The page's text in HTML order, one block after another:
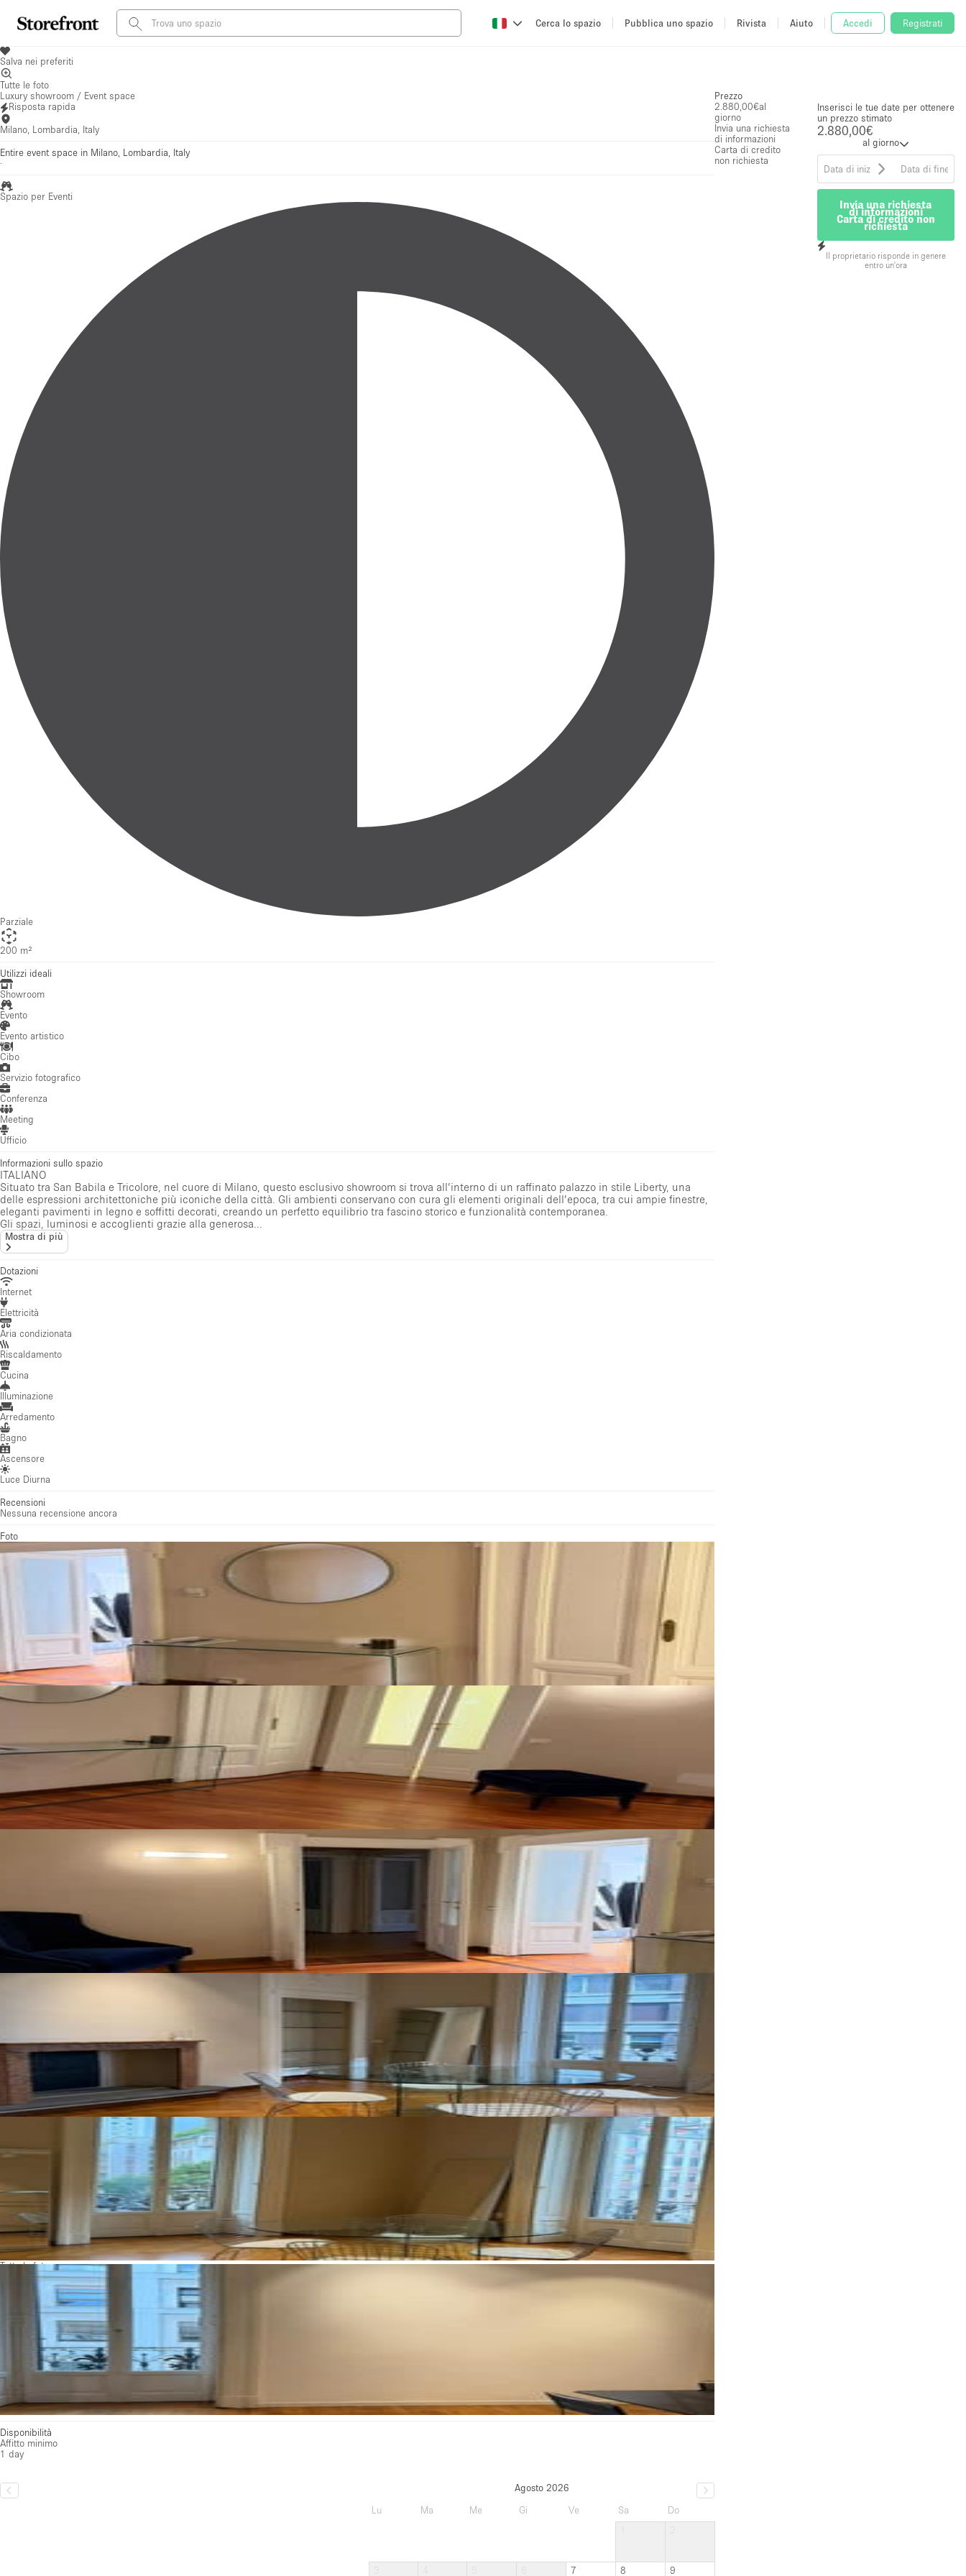
Cerca lo spazio Pubblica uno spazio Rivista Aiuto Accedi Registrati
Salva nei preferiti
Tutte le foto
Inserisci le tue date per ottenere
un prezzo stimato
2.880,00€
al giorno
Invia una richiesta
di informazioni
Carta di credito non
richiesta
Il proprietario risponde in genere
entro un'ora
Prezzo
2.880,00€al
giorno
Invia una richiesta
di informazioni
Carta di credito
non richiesta
Luxury showroom / Event space
Risposta rapida
Milano, Lombardia, Italy
Entire event space in Milano, Lombardia, Italy
·
Spazio per Eventi
Parziale
200 m²
Utilizzi ideali
Showroom
Evento
Evento artistico
Cibo
Servizio fotografico
Conferenza
Meeting
Ufficio
Informazioni sullo spazio
ITALIANO
Situato tra San Babila e Tricolore, nel cuore di Milano, questo esclusivo showroom si trova all’interno di un raffinato palazzo in stile Liberty, una
delle espressioni architettoniche più iconiche della città. Gli ambienti conservano con cura gli elementi originali dell’epoca, tra cui ampie finestre,
eleganti pavimenti in legno e soffitti decorati, creando un perfetto equilibrio tra fascino storico e funzionalità contemporanea.
Gli spazi, luminosi e accoglienti grazie alla generosa...
Mostra di più
Dotazioni
Internet
Elettricità
Aria condizionata
Riscaldamento
Cucina
Illuminazione
Arredamento
Bagno
Ascensore
Luce Diurna
Recensioni
Nessuna recensione ancora
Foto
Tutte le foto
Disponibilità
Affitto minimo
1 day
Agosto 2026
Lu
Ma Me Gi Ve Sa
Do
7 8 9